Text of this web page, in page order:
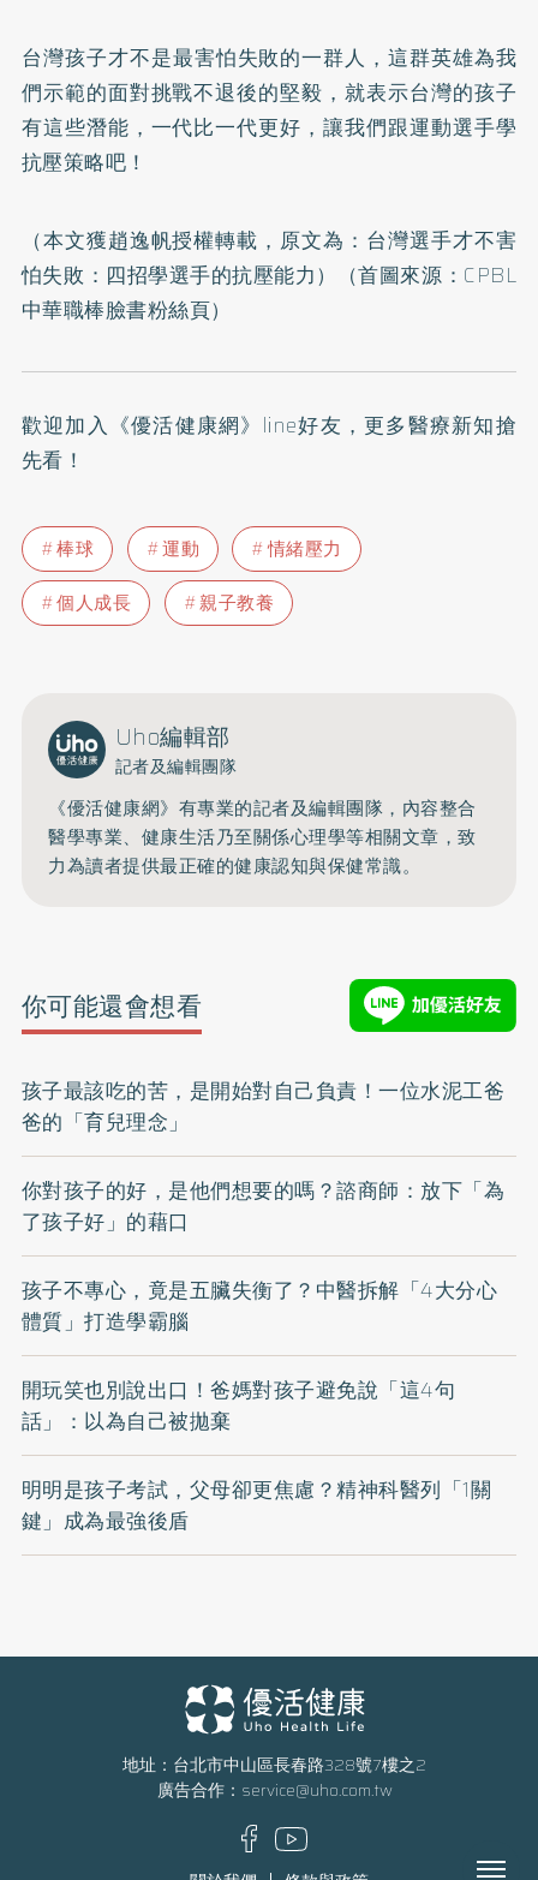
​台灣孩子才不是最害怕失敗的一群人，這群英雄為我
們示範的面對挑戰不退後的堅毅，就表示台灣的孩子
有這些潛能，一代比一代更好，讓我們跟運動選手學
抗壓策略吧！
（本文獲趙逸帆授權轉載，原文為： 台灣選手才不害
怕失敗：四招學選手的抗壓能力）（首圖來源： CPBL
中華職棒臉書粉絲頁）
歡迎加入 《優活健康網》line好友 ，更多醫療新知搶
先看！
棒球 運動
情緒壓力
個人成長
親子教養
Uho編輯部
記者及編輯團隊
《優活健康網》有專業的記者及編輯團隊，內容整合
醫學專業、健康生活乃至關係心理學等相關文章，致
力為讀者提供最正確的健康認知與保健常識。
你可能還會想看
孩子最該吃的苦，是開始對自己負責！一位水泥工爸
爸的「育兒理念」
你對孩子的好，是他們想要的嗎？諮商師：放下「為
了孩子好」的藉口
孩子不專心，竟是五臟失衡了？中醫拆解「4大分心
體質」打造學霸腦
開玩笑也別說出口！爸媽對孩子避免說「這4句
話」：以為自己被拋棄
明明是孩子考試，父母卻更焦慮？精神科醫列「1關
鍵」成為最強後盾
地址：台北市中山區長春路328號7樓之2
廣告合作： service@uho.com.tw
Menu